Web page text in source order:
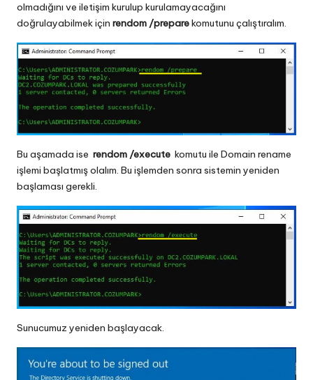
olmadığını ve iletişim kurulup kurulamayacağını
doğrulayabilmek için rendom /preparekomutunu çalıştıralım.
Bu aşamada ise rendom /execute komutu ile Domain rename
işlemi başlatmış olalım. Bu işlemden sonra sistemin yeniden
başlaması gerekli.
Sunucumuz yeniden başlayacak.